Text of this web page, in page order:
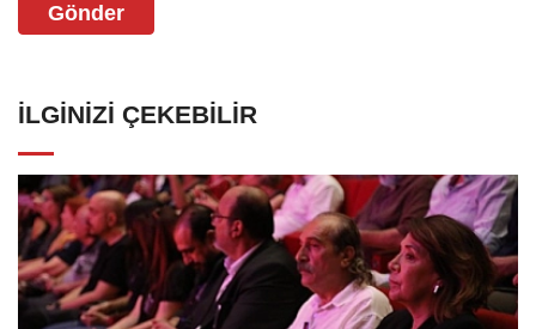
Gönder
İLGINIZI ÇEKEBILIR